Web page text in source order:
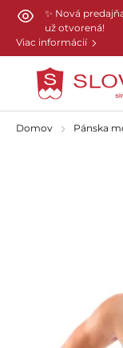
Preskočiť na
✨ Nová
už otvorená!
Viac informácií
Domov Pánska